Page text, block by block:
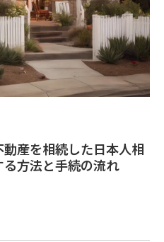
産を相続した日本人相
方法と手続の流れ